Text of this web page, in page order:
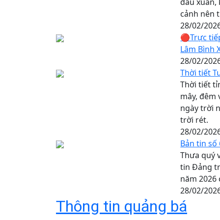
cảnh nên
28/02/
🔴Trực
Lâm Bình
28/02/
Thời tiết
Thời tiết
mây, đêm
ngày trời
trời rét.
28/02/
Bản tin
Thưa quý
tin Đảng
năm 2026
28/02/
Thông tin quảng bá